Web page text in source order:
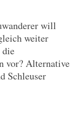
will
weiter
die
vor? Alternative
Schleuser